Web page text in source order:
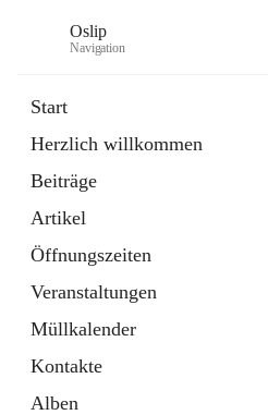
Oslip
Navigation
Start
Herzlich willkommen
Beiträge
Artikel
Öffnungszeiten
Veranstaltungen
Müllkalender
Kontakte
Alben
Externe Webseite
in
Tab
Bundeskanzleramt Österreich
Externe Webseite
öffnet
in
neuem
Tab